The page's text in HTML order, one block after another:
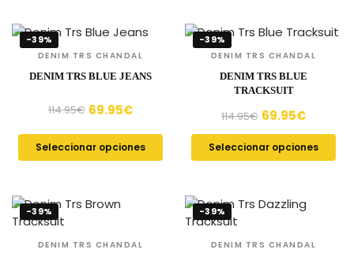
-39%
DENIM TRS CHANDAL
DENIM TRS BLUE JEANS
114.95€ 69.95€
Seleccionar opciones
-39%
DENIM TRS CHANDAL
DENIM TRS BLUE
TRACKSUIT
114.95€ 69.95€
Seleccionar opciones
-39%
DENIM TRS CHANDAL
-39%
DENIM TRS CHANDAL